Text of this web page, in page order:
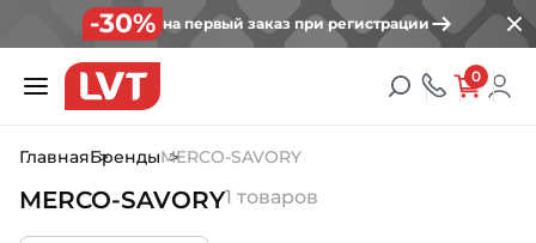
-30% на первый заказ при регистрации
0
ГлавнаяБрендыMERCO-SAVORY
MERCO-SAVORY1 товаров